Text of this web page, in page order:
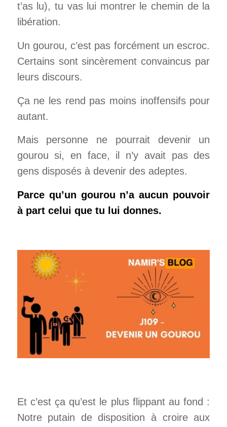
t’as lu), tu vas lui montrer le chemin de la
libération.
Un gourou, c’est pas forcément un escroc.
Certains sont sincèrement convaincus par
leurs discours.
Ça ne les rend pas moins inoffensifs pour
autant.
Mais personne ne pourrait devenir un
gourou si, en face, il n’y avait pas des
gens disposés à devenir des adeptes.
Parce qu’un gourou n’a aucun pouvoir
à part celui que tu lui donnes.
Et c’est ça qu’est le plus flippant au fond :
Notre putain de disposition à croire aux